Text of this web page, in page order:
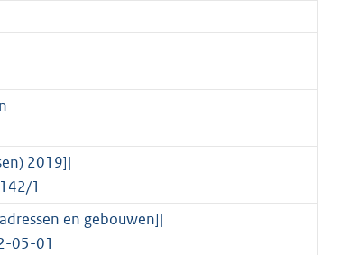
2019]|
1
en gebouwen]|
05-01